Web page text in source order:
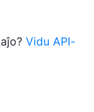
Vidu API-